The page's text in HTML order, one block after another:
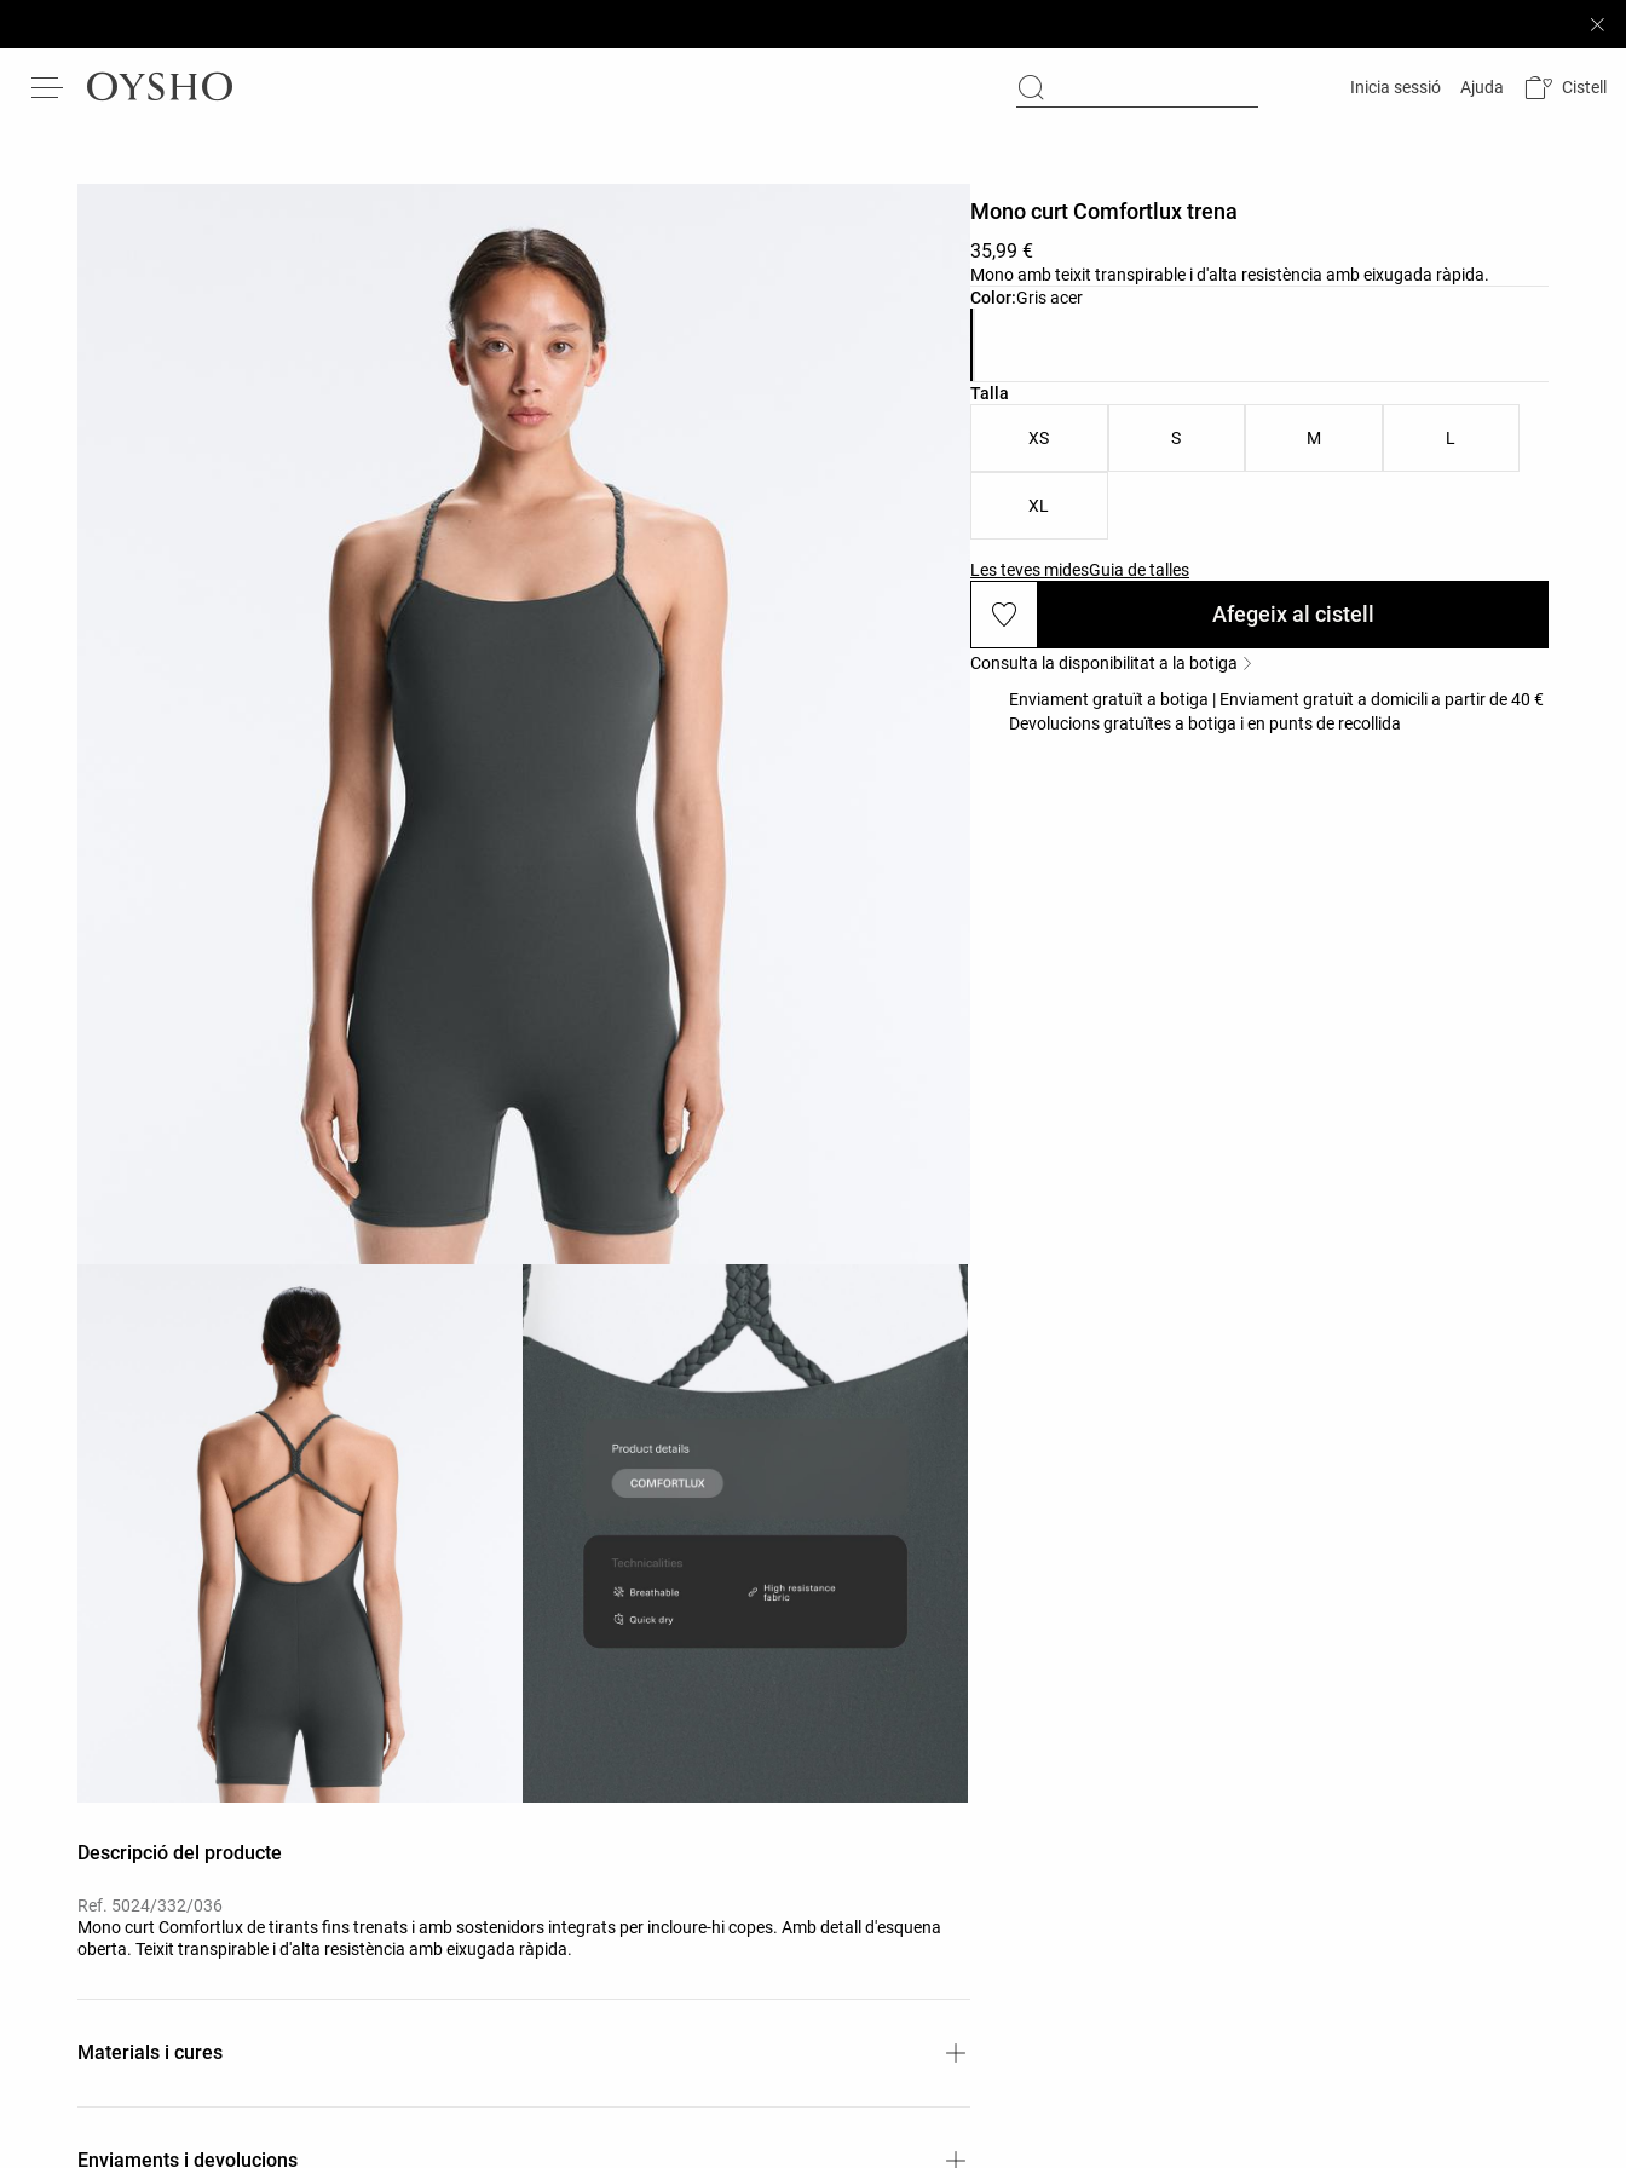
Inicia sessió Ajuda Cistell
Descripció del producte
Ref. 5024/332/036
Mono curt Comfortlux de tirants fins trenats i amb sostenidors integrats per incloure-hi copes. Amb detall d'esquena
oberta. Teixit transpirable i d'alta resistència amb eixugada ràpida.
Materials i cures
Enviaments i devolucions
Color:Gris acer
Llista de colors del producte
Mono curt Comfortlux trena
35,99 €
Mono amb teixit transpirable i d'alta resistència amb eixugada ràpida.
Talla
Llista de talles del producte
XS S M L
XL
Les teves midesGuia de talles
Afegeix al cistell
Consulta la disponibilitat a la botiga
Enviament gratuït a botiga | Enviament gratuït a domicili a partir de 40 €
Devolucions gratuïtes a botiga i en punts de recollida